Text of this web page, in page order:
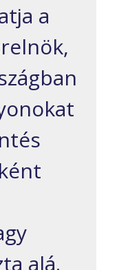
a
alá.